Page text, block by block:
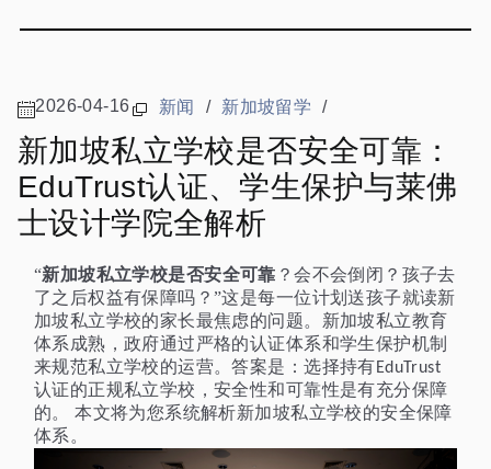
2026-04-16 新闻 / 新加坡留学 /
新加坡私立学校是否安全可靠：
EduTrust认证、学生保护与莱佛
士设计学院全解析
“新加坡私立学校是否安全可靠 ？会不会倒闭？孩子去
了之后权益有保障吗？”这是每一位计划送孩子就读新
加坡私立学校的家长最焦虑的问题。新加坡私立教育
体系成熟，政府通过严格的认证体系和学生保护机制
来规范私立学校的运营。答案是：选择持有EduTrust
认证的正规私立学校，安全性和可靠性是有充分保障
的。 本文将为您系统解析新加坡私立学校的安全保障
体系。